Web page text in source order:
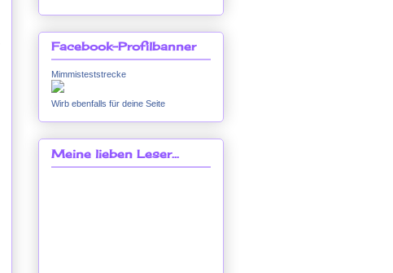
Facebook-Profilbanner
Mimmisteststrecke
Wirb ebenfalls für deine Seite
Meine lieben Leser...